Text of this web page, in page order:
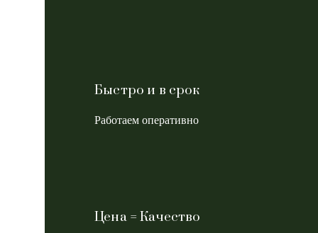
Быстро и в срок
Работаем оперативно
Цена = Качество